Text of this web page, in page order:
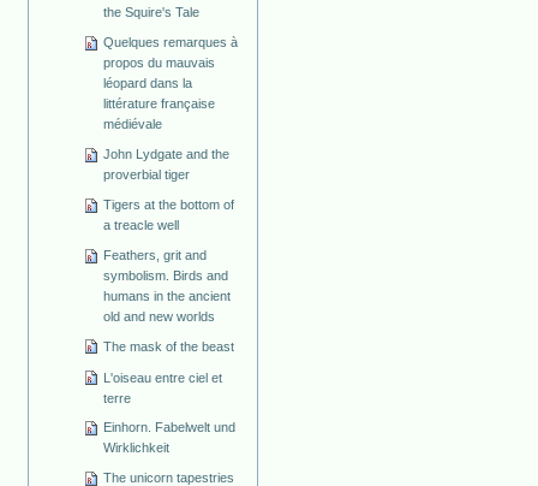
the Squire's Tale
Quelques remarques à
propos du mauvais
léopard dans la
littérature française
médiévale
John Lydgate and the
proverbial tiger
Tigers at the bottom of
a treacle well
Feathers, grit and
symbolism. Birds and
humans in the ancient
old and new worlds
The mask of the beast
L'oiseau entre ciel et
terre
Einhorn. Fabelwelt und
Wirklichkeit
The unicorn tapestries